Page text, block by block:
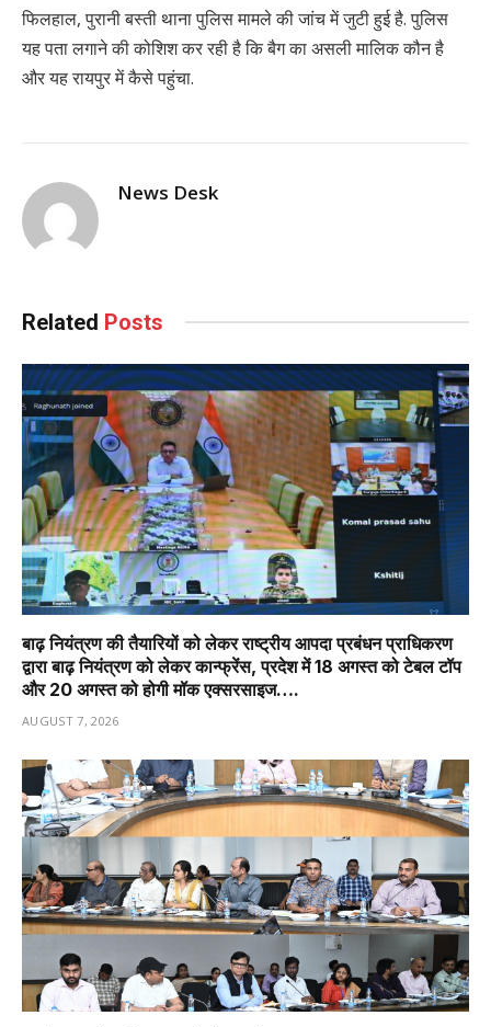
फिलहाल, पुरानी बस्ती थाना पुलिस मामले की जांच में जुटी हुई है. पुलिस
यह पता लगाने की कोशिश कर रही है कि बैग का असली मालिक कौन है
और यह रायपुर में कैसे पहुंचा.
News Desk
Related Posts
बाढ़ नियंत्रण की तैयारियों को लेकर राष्ट्रीय आपदा प्रबंधन प्राधिकरण
द्वारा बाढ़ नियंत्रण को लेकर कान्फ्रेंस, प्रदेश में 18 अगस्त को टेबल टॉप
और 20 अगस्त को होगी मॉक एक्सरसाइज….
AUGUST 7, 2026